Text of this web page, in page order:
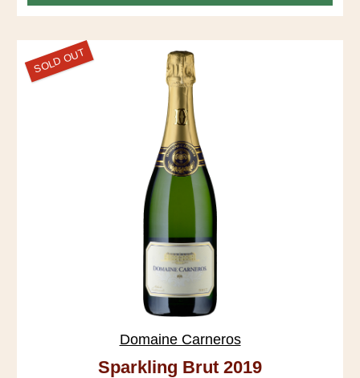
SOLD OUT
Domaine Carneros
Sparkling Brut 2019